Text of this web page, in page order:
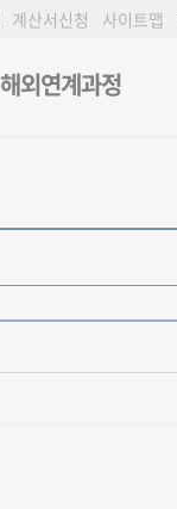
계산서신청 사이트맵
해외연계과정